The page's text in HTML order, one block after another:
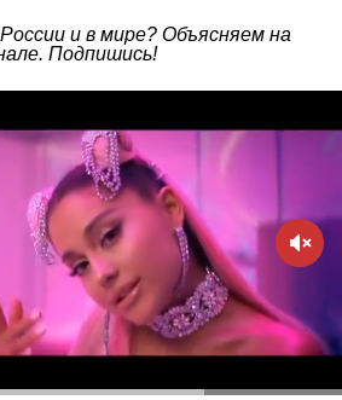
и в мире? Объясняем на
. Подпишись!